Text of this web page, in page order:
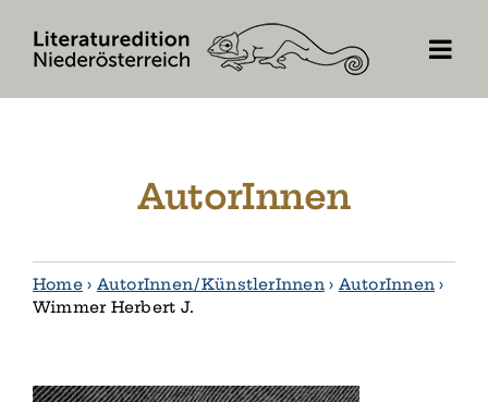
content
AutorInnen
Home› AutorInnen / KünstlerInnen› AutorInnen ›
Wimmer Herbert J.